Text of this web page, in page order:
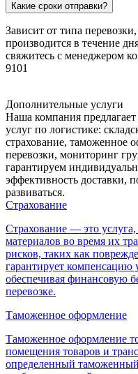
Какие сроки отправки?
Зависит от типа
производится в течение
свяжитесь с менеджером
9101
Дополнительные услуги
Наша компания
услуг по логистике:
страхование, таможенное
перевозки, мониторинг
гарантируем
эффективность доставки,
развиваться.
Страхование
Страхование — это
материалов во время их
рисков, таких как
гарантирует компенсацию
обеспечивая финансовую
перевозке.
Таможенное оформление
Таможенное оформление
помещения товаров и
определенный